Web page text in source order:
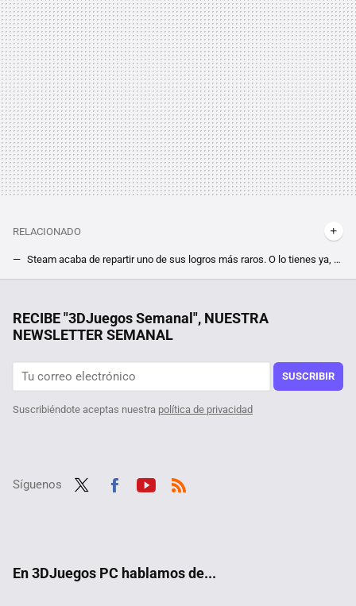
RELACIONADO
Steam acaba de repartir uno de sus logros más raros. O lo tienes ya, o no lo olerás hasta 2026
RECIBE "3DJuegos Semanal", NUESTRA
NEWSLETTER SEMANAL
SUSCRIBIR
Suscribiéndote aceptas nuestra política de privacidad
Síguenos
En 3DJuegos PC hablamos de...